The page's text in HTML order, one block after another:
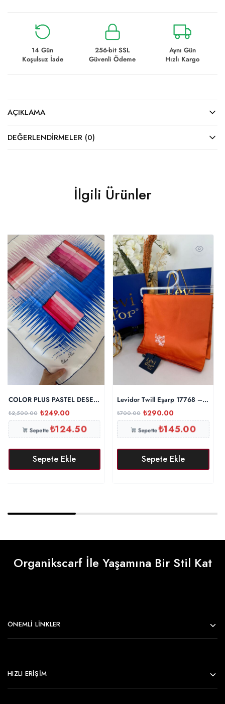
14 Gün
Koşulsuz İade
256-bit SSL
Güvenli Ödeme
Aynı Gün
Hızlı Kargo
AÇIKLAMA
DEĞERLENDIRMELER (0)
İlgili Ürünler
COLOR PLUS PASTEL DESEN 0 İPEK EŞARP 16032006 – Saks
₺2,500.00 ₺249.00
Sepette₺124.50
Sepete Ekle
Levidor Twill Eşarp 17768 –
₺700.00 ₺290.00
Sepette₺145.00
Sepete Ekle
Organikscarf İle Yaşamına Bir Stil Kat
ÖNEMLI LINKLER
HIZLI ERİŞİM